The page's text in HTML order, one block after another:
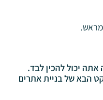
יכול להכין לבד.
הבא של בניית אתרים